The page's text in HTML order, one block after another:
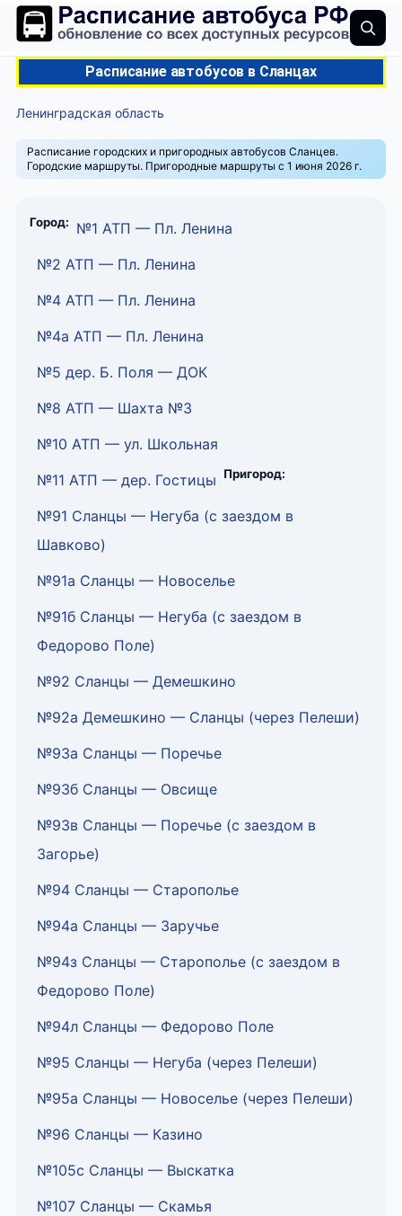
Расписание автобусов в Сланцах
Ленинградская область
Расписание городских и пригородных автобусов Сланцев.
Городские маршруты. Пригородные маршруты с 1 июня 2026 г.
Город:
№1 АТП — Пл. Ленина
№2 АТП — Пл. Ленина
№4 АТП — Пл. Ленина
№4а АТП — Пл. Ленина
№5 дер. Б. Поля — ДОК
№8 АТП — Шахта №3
№10 АТП — ул. Школьная
№11 АТП — дер. Гостицы
Пригород:
№91 Сланцы — Негуба (с заездом в
Шавково)
№91а Сланцы — Новоселье
№91б Сланцы — Негуба (с заездом в
Федорово Поле)
№92 Сланцы — Демешкино
№92а Демешкино — Сланцы (через Пелеши)
№93а Сланцы — Поречье
№93б Сланцы — Овсище
№93в Сланцы — Поречье (с заездом в
Загорье)
№94 Сланцы — Старополье
№94а Сланцы — Заручье
№94з Сланцы — Старополье (с заездом в
Федорово Поле)
№94л Сланцы — Федорово Поле
№95 Сланцы — Негуба (через Пелеши)
№95а Сланцы — Новоселье (через Пелеши)
№96 Сланцы — Казино
№105с Сланцы — Выскатка
№107 Сланцы — Скамья